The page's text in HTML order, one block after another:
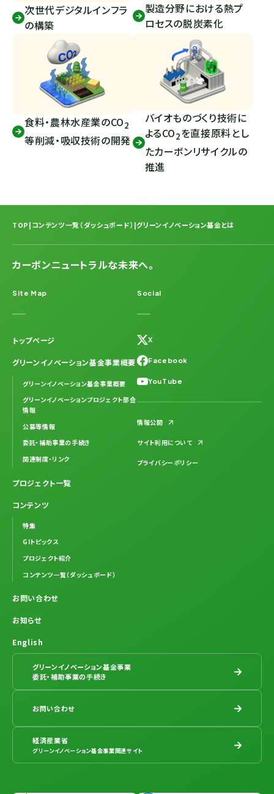
次世代デジタルインフラ
の構築
製造分野における熱プ
ロセスの脱炭素化
食料・農林水産業のCO2
等削減・吸収技術の開発
バイオものづくり技術に
よるCO2を直接原料とし
たカーボンリサイクルの
推進
TOP|コンテンツ一覧（ダッシュボード） |グリーンイノベーション基金とは
カーボンニュートラルな未来へ。
グリーンイノベーション基金事業
委託・補助事業の手続き
お問い合わせ
経済産業省
グリーンイノベーション基金事業関連サイト
Site Map
トップページ
グリーンイノベーション基金事業概要
グリーンイノベーション基金事業概要
グリーンイノベーションプロジェクト部会
情報
公募等情報
委託・補助事業の手続き
関連制度・リンク
プロジェクト一覧
コンテンツ
特集
GIトピックス
プロジェクト紹介
コンテンツ一覧（ダッシュボード）
お問い合わせ
お知らせ
English
Social
X
Facebook
YouTube
情報公開
サイト利用について
プライバシーポリシー